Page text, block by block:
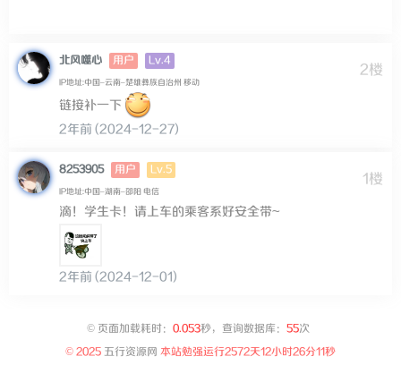
2楼
北风噬心 用户 Lv.4
IP地址:中国–云南–楚雄彝族自治州 移动
链接补一下
2年前 (2024-12-27)
1楼
8253905 用户 Lv.5
IP地址:中国–湖南–邵阳 电信
滴！学生卡！请上车的乘客系好安全带~
2年前 (2024-12-01)
© 页面加载耗时： 0.053秒，查询数据库： 55次
© 2025 五行资源网 本站勉强运行2572天12小时26分11秒